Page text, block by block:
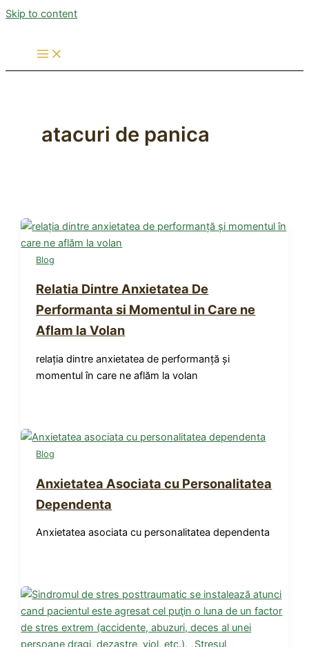
Skip to content
atacuri de panica
Blog
Relatia Dintre Anxietatea De
Performanta si Momentul in Care ne
Aflam la Volan
relația dintre anxietatea de performanță și
momentul în care ne aflăm la volan
Blog
Anxietatea Asociata cu Personalitatea
Dependenta
Anxietatea asociata cu personalitatea dependenta